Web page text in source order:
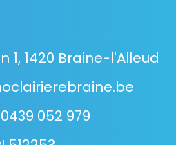
1, 1420 Braine-l'Alleud
052 979